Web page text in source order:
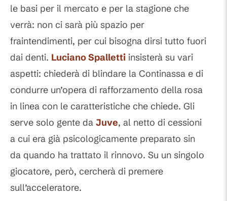
le basi per il mercato e per la stagione che
verrà: non ci sarà più spazio per
fraintendimenti, per cui bisogna dirsi tutto fuori
dai denti. Luciano Spalletti insisterà su vari
aspetti: chiederà di blindare la Continassa e di
condurre un’opera di rafforzamento della rosa
in linea con le caratteristiche che chiede. Gli
serve solo gente da Juve, al netto di cessioni
a cui era già psicologicamente preparato sin
da quando ha trattato il rinnovo. Su un singolo
giocatore, però, cercherà di premere
sull’acceleratore.